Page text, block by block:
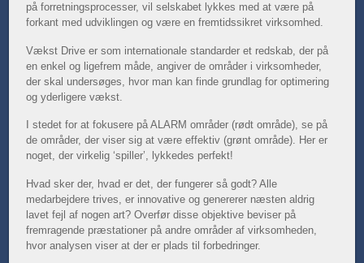
på forretningsprocesser, vil selskabet lykkes med at være på
forkant med udviklingen og være en fremtidssikret virksomhed.
Vækst Drive er som internationale standarder et redskab, der på
en enkel og ligefrem måde, angiver de områder i virksomheder,
der skal undersøges, hvor man kan finde grundlag for optimering
og yderligere vækst.
I stedet for at fokusere på ALARM områder (rødt område), se på
de områder, der viser sig at være effektiv (grønt område). Her er
noget, der virkelig ‘spiller’, lykkedes perfekt!
Hvad sker der, hvad er det, der fungerer så godt?Alle
medarbejdere trives, er innovative og genererer næsten aldrig
lavet fejl af nogen art?Overfør disse objektive beviser på
fremragende præstationer på andre områder af virksomheden,
hvor analysen viser at der er plads til forbedringer.